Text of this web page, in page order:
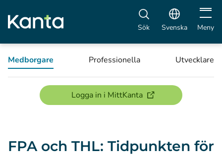
Sök Svenska Öppna
Meny
Medborgare Professionella Utvecklare
Logga in i MittKanta(öppnas i ett nytt
FPA och THL: Tidpunkten för